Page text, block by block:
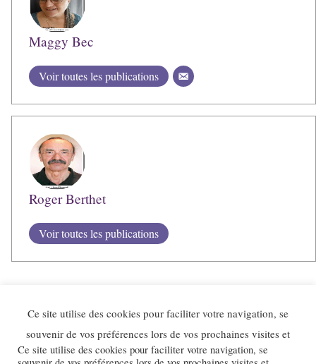
Maggy Bec
Voir toutes les publications
Roger Berthet
Voir toutes les publications
Ce site utilise des cookies pour faciliter votre navigation, se
souvenir de vos préférences lors de vos prochaines visites et
Ce site utilise des cookies pour faciliter votre navigation, se